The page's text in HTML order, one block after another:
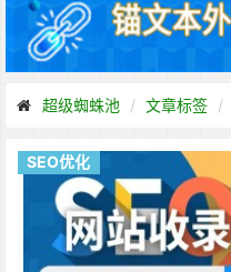
超级蜘蛛池 文章标签
SEO优化